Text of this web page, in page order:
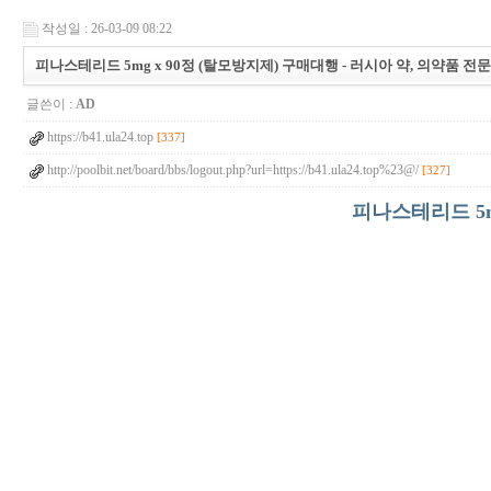
작성일 : 26-03-09 08:22
피나스테리드 5mg x 90정 (탈모방지제) 구매대행 - 러시아 약, 의약품 전
글쓴이 : AD
https://b41.ula24.top [337]
http://poolbit.net/board/bbs/logout.php?url=https://b41.ula24.top%23@/ [327]
피나스테리드